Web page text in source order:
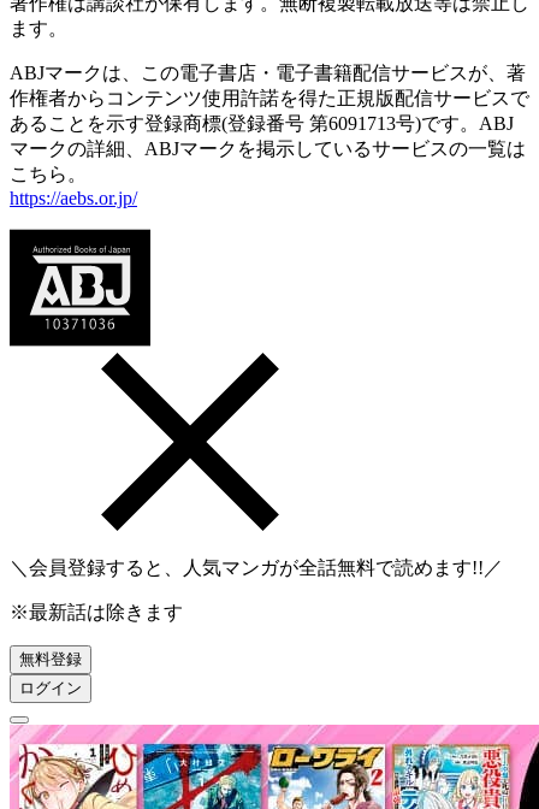
ます。
ABJマークは、この電子書店・電子書籍配信サービスが、著
作権者からコンテンツ使用許諾を得た正規版配信サービスで
あることを示す登録商標(登録番号 第6091713号)です。ABJ
マークの詳細、ABJマークを掲示しているサービスの一覧は
こちら。
https://aebs.or.jp/
＼会員登録すると、人気マンガが全話無料で読めます!!／
※最新話は除きます
無料登録
ログイン